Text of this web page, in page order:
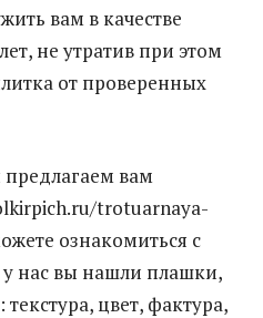
вам в качестве
не утратив при этом
от проверенных
вам
trotuarnaya-
ознакомиться с
нас вы нашли плашки,
цвет, фактура,